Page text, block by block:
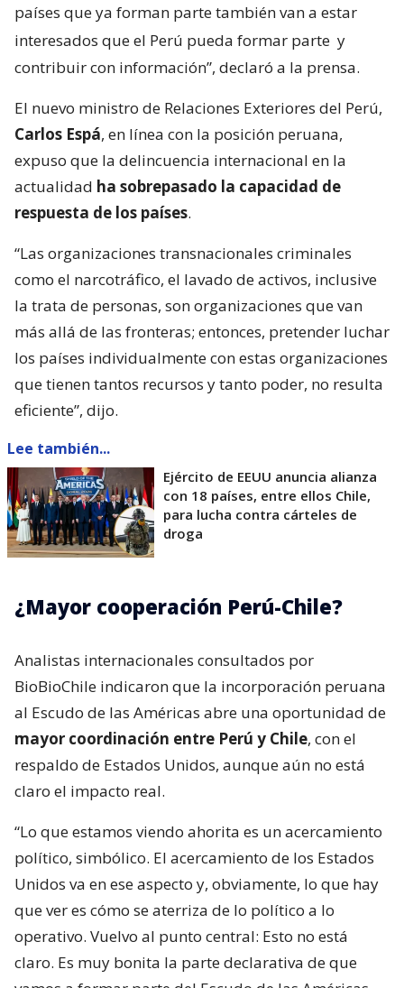
países que ya forman parte también van a estar
interesados que el Perú pueda formar parte y
contribuir con información”, declaró a la prensa.
El nuevo ministro de Relaciones Exteriores del Perú,
Carlos Espá, en línea con la posición peruana,
expuso que la delincuencia internacional en la
actualidad ha sobrepasado la capacidad de
respuesta de los países.
“Las organizaciones transnacionales criminales
como el narcotráfico, el lavado de activos, inclusive
la trata de personas, son organizaciones que van
más allá de las fronteras; entonces, pretender luchar
los países individualmente con estas organizaciones
que tienen tantos recursos y tanto poder, no resulta
eficiente”, dijo.
Lee también...
Ejército de EEUU anuncia alianza
con 18 países, entre ellos Chile,
para lucha contra cárteles de
droga
¿Mayor cooperación Perú-Chile?
Analistas internacionales consultados por
BioBioChile indicaron que la incorporación peruana
al Escudo de las Américas abre una oportunidad de
mayor coordinación entre Perú y Chile, con el
respaldo de Estados Unidos, aunque aún no está
claro el impacto real.
“Lo que estamos viendo ahorita es un acercamiento
político, simbólico. El acercamiento de los Estados
Unidos va en ese aspecto y, obviamente, lo que hay
que ver es cómo se aterriza de lo político a lo
operativo. Vuelvo al punto central: Esto no está
claro. Es muy bonita la parte declarativa de que